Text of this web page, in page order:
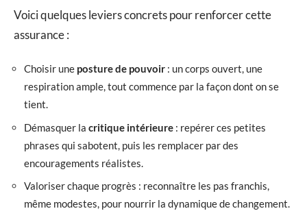
Voici quelques leviers concrets pour renforcer cette
assurance :
Choisir une posture de pouvoir : un corps ouvert, une
respiration ample, tout commence par la façon dont on se
tient.
Démasquer la critique intérieure : repérer ces petites
phrases qui sabotent, puis les remplacer par des
encouragements réalistes.
Valoriser chaque progrès : reconnaître les pas franchis,
même modestes, pour nourrir la dynamique de changement.